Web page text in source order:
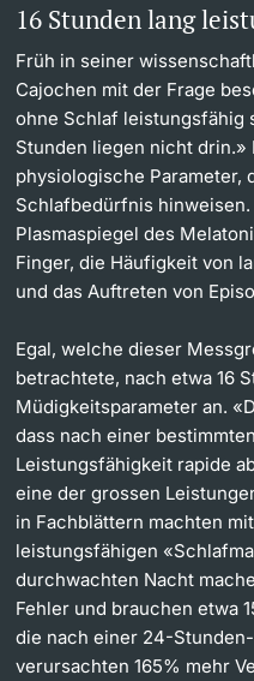
16 Stunden lang
Früh in seiner
Cajochen mit der Frage
ohne Schlaf leistungsfähig
Stunden liegen nicht drin.»
physiologische Parameter,
Schlafbedürfnis
Plasmaspiegel des
Finger, die Häufigkeit von
und das Auftreten von
Egal, welche dieser
betrachtete, nach etwa 16
Müdigkeitsparameter an.
dass nach einer
Leistungsfähigkeit rapide
eine der grossen
in Fachblättern machten
leistungsfähigen
durchwachten Nacht
Fehler und brauchen etwa
die nach einer 24-
verursachten 165% mehr